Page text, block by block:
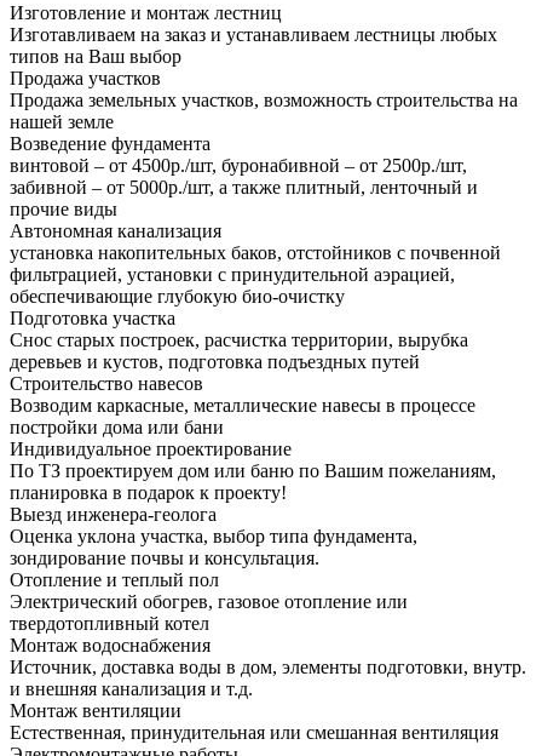
Изготовление и монтаж лестниц
Изготавливаем на заказ и устанавливаем лестницы любых
типов на Ваш выбор
Продажа участков
Продажа земельных участков, возможность строительства на
нашей земле
Возведение фундамента
винтовой – от 4500р./шт, буронабивной – от 2500р./шт,
забивной – от 5000р./шт, а также плитный, ленточный и
прочие виды
Автономная канализация
установка накопительных баков, отстойников с почвенной
фильтрацией, установки с принудительной аэрацией,
обеспечивающие глубокую био-очистку
Подготовка участка
Снос старых построек, расчистка территории, вырубка
деревьев и кустов, подготовка подъездных путей
Строительство навесов
Возводим каркасные, металлические навесы в процессе
постройки дома или бани
Индивидуальное проектирование
По ТЗ проектируем дом или баню по Вашим пожеланиям,
планировка в подарок к проекту!
Выезд инженера-геолога
Оценка уклона участка, выбор типа фундамента,
зондирование почвы и консультация.
Отопление и теплый пол
Электрический обогрев, газовое отопление или
твердотопливный котел
Монтаж водоснабжения
Источник, доставка воды в дом, элементы подготовки, внутр.
и внешняя канализация и т.д.
Монтаж вентиляции
Естественная, принудительная или смешанная вентиляция